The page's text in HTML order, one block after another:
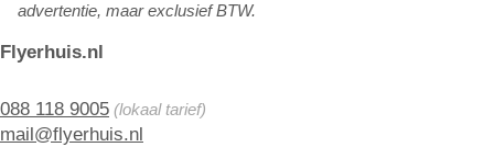
Flyerhuis.nl
088 118 9005 (lokaal tarief)
mail@flyerhuis.nl
advertentie, maar exclusief BTW.